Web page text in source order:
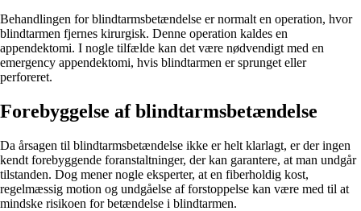
Behandlingen for blindtarmsbetændelse er normalt en operation, hvor
blindtarmen fjernes kirurgisk. Denne operation kaldes en
appendektomi. I nogle tilfælde kan det være nødvendigt med en
emergency appendektomi, hvis blindtarmen er sprunget eller
perforeret.
Forebyggelse af blindtarmsbetændelse
Da årsagen til blindtarmsbetændelse ikke er helt klarlagt, er der ingen
kendt forebyggende foranstaltninger, der kan garantere, at man undgår
tilstanden. Dog mener nogle eksperter, at en fiberholdig kost,
regelmæssig motion og undgåelse af forstoppelse kan være med til at
mindske risikoen for betændelse i blindtarmen.